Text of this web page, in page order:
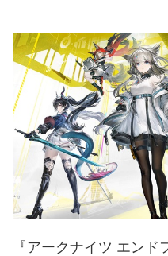
『アークナイツ エンド